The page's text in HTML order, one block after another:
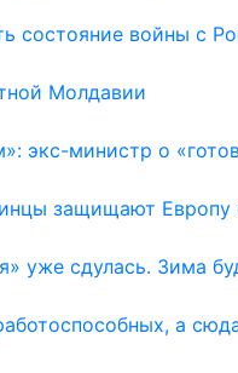
состояние войны с
Молдавии
экс-министр о
защищают
уже сдулась. Зима
а